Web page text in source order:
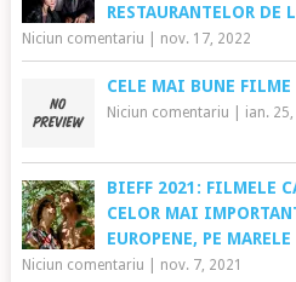
RESTAURANTELOR DE
Niciun comentariu nov. 17, 2022
CELE MAI BUNE
Niciun comentariu ian.
BIEFF 2021: FILMELE
CELOR MAI
EUROPENE, PE
Niciun comentariu nov. 7, 2021